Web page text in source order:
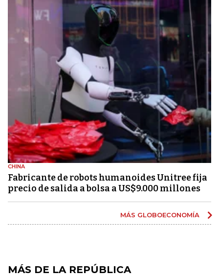
CHINA
Fabricante de robots humanoides Unitree fija
precio de salida a bolsa a US$9.000 millones
MÁS GLOBOECONOMÍA
MÁS DE LA REPÚBLICA